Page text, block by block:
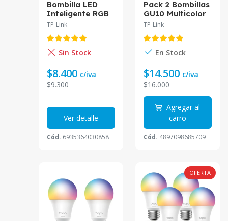
Bombilla LED
Inteligente RGB
Multicolor Tapo
TP-Link
Sin Stock
$8.400 c/iva
$9.300
Ver detalle
Cód. 6935364030858
Pack 2 Bombillas
GU10 Multicolor
Wi-Fi Tapo Tapo
TP-Link
En Stock
$14.500 c/iva
$16.000
Agregar al
carro
Cód. 4897098685709
OFERTA